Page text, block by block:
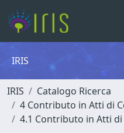
IRIS
IRIS
Catalogo Ricerca
4 Contributo in Atti di
4.1 Contributo in Atti